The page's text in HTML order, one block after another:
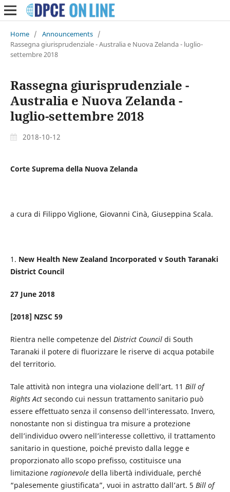
Home / Announcements /
Rassegna giurisprudenziale - Australia e Nuova Zelanda - luglio-
settembre 2018
Rassegna giurisprudenziale -
Australia e Nuova Zelanda -
luglio-settembre 2018
2018-10-12
Corte Suprema della Nuova Zelanda
a cura di Filippo Viglione, Giovanni Cinà, Giuseppina Scala.
1. New Health New Zealand Incorporated v South Taranaki
District Council
27 June 2018
[2018] NZSC 59
Rientra nelle competenze del District Councildi South
Taranaki il potere di fluorizzare le riserve di acqua potabile
del territorio.
Tale attività non integra una violazione dell’art. 11 Bill of
Rights Actsecondo cui nessun trattamento sanitario può
essere effettuato senza il consenso dell’interessato. Invero,
nonostante non si distingua tra misure a protezione
dell’individuo ovvero nell’interesse collettivo, il trattamento
sanitario in questione, poiché previsto dalla legge e
proporzionato allo scopo prefisso, costituisce una
limitazione ragionevoledella libertà individuale, perché
“palesemente giustificata”, vuoi in astratto dall’art. 5 Bill of